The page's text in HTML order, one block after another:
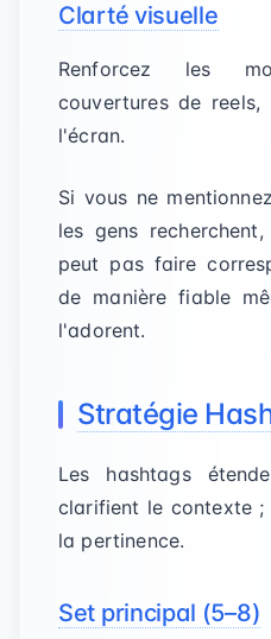
Clarté visuelle
Renforcez les
couvertures de
l'écran.
Si vous ne
les gens
peut pas faire
de manière fiable
l'adorent.
Stratégie
Les hashtags
clarifient le contexte
la pertinence.
Set principal (5–8)